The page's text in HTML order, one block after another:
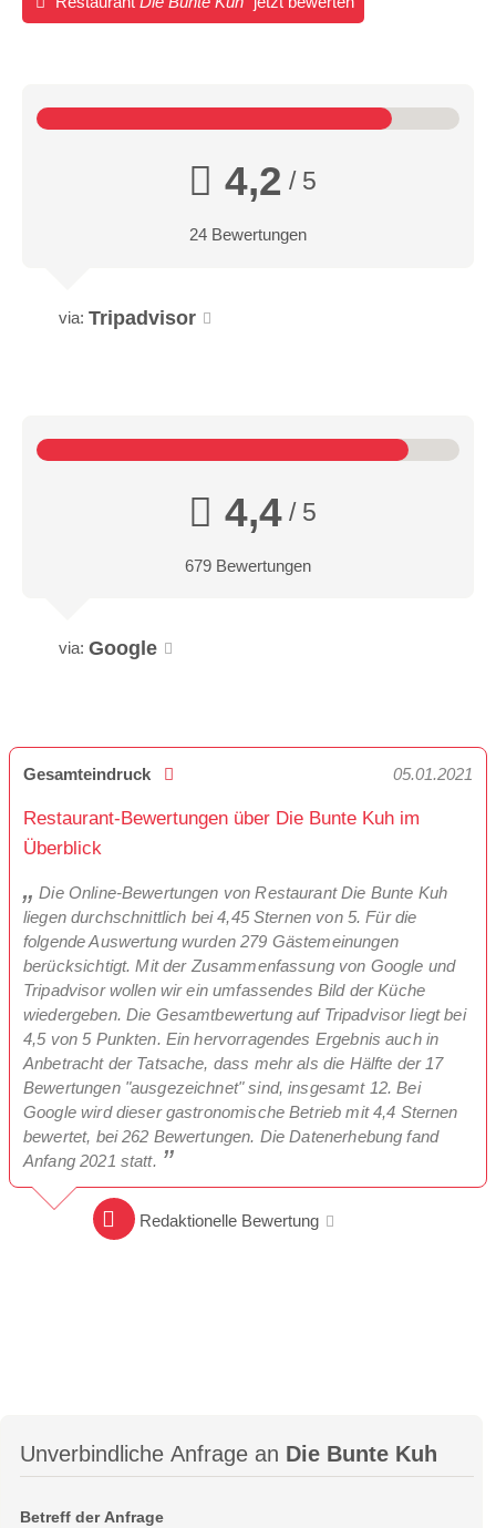
4,2 / 5
24 Bewertungen
via: Tripadvisor
4,4/ 5
679 Bewertungen
via: Google
Gesamteindruck 05.01.2021
Restaurant-Bewertungen über Die Bunte Kuh im
Überblick
Die Online-Bewertungen von Restaurant Die Bunte Kuh
liegen durchschnittlich bei 4,45 Sternen von 5. Für die
folgende Auswertung wurden 279 Gästemeinungen
berücksichtigt. Mit der Zusammenfassung von Google und
Tripadvisor wollen wir ein umfassendes Bild der Küche
wiedergeben. Die Gesamtbewertung auf Tripadvisor liegt bei
4,5 von 5 Punkten. Ein hervorragendes Ergebnis auch in
Anbetracht der Tatsache, dass mehr als die Hälfte der 17
Bewertungen "ausgezeichnet" sind, insgesamt 12. Bei
Google wird dieser gastronomische Betrieb mit 4,4 Sternen
bewertet, bei 262 Bewertungen. Die Datenerhebung fand
Anfang 2021 statt.
Redaktionelle Bewertung
Unverbindliche Anfrage an Die Bunte Kuh
Betreff der Anfrage